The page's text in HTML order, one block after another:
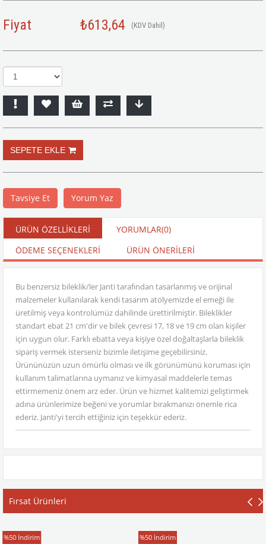
Fiyat ₺613,64 (KDV Dahil)
Tavsiye Et Yorum Yaz
ÜRÜN ÖZELLIKLERI YORUMLAR(0)
ÖDEME SEÇENEKLERI
ÜRÜN ÖNERILERI
Bu benzersiz bileklik/ler Janti tarafından tasarlanmış ve orijinal
malzemeler kullanılarak kendi tasarım atölyemizde el emeği ile
üretilmiş veya kontrolümüz dahilinde ürettirilmiştir. Bileklikler
standart ebat 21 cm'dir ve bilek çevresi 17, 18 ve 19 cm olan kişiler
için uygun olur. Farklı ebatta veya kişiye özel doğaltaşlarla bileklik
sipariş vermek isterseniz bizimle iletişime geçebilirsiniz.
Ürününüzün uzun ömürlü olması ve ilk görünümünü koruması için
kullanım talimatlarına uymanız ve kimyasal maddelerle temas
ettirmemeniz önem arz eder. Ürün ve hizmet kalitemizi geliştirmek
adına ürünlerimize beğeni ve yorumlar bırakmanızı önemle rica
ederiz. Janti'yi tercih ettiğiniz için teşekkür ederiz.
Fırsat Ürünleri
T-Shirt
%50 İndirim T-Shirt
%50 İndirim